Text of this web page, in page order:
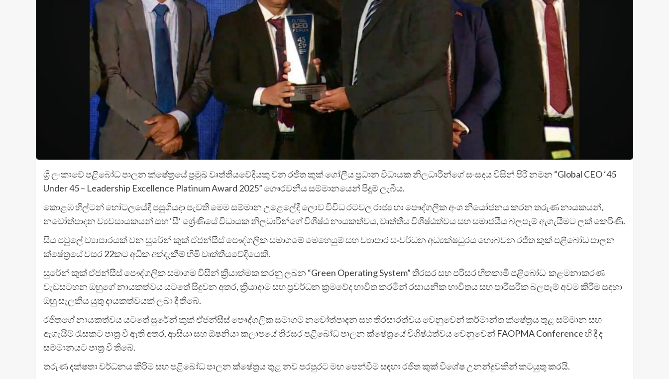
ශ්‍රී ලංකාවේ පළිබෝධ පාලන ක්ෂේත්‍රයේ ප්‍රමුඛ වෘත්තීයවේදියකු වන රජිත කුක් ගෝලීය ප්‍රධාන විධායක නිලධාරීන්ගේ සංසදය විසින් පිරි නමන “Global CEO ‘45
Under 45 – Leadership Excellence Platinum Award 2025” ගෞරවනීය සම්මානයෙන් පිදුම් ලැබීය.
කොළඹ හිල්ටන් හෝටලයේදී පසුගියදා පැවති මෙම සම්මාන උළෙලේදී ලොව විවිධ රටවල රාජ්‍ය හා පෞද්ගලික අංශ නියෝජනය කරන තරුණ නායකයන්,
නවෝත්පාදන ව්‍යවසායකයන් සහ ‘සී‘ ශ්‍රේණියේ විධායක නිලධාරීන්ගේ විශිෂ්ඨ නායකත්වය, වෘත්තීය විශිෂ්ඨත්වය සහ සමාජයීය බලපෑම් ඇගැයීමට ලක් කෙරිණි.
සිය පවුලේ ව්‍යාපාරයක් වන සුරේන් කුක් ඒජන්සීස් පෞද්ගලික සමාගමේ මෙහෙයුම් සහ ව්‍යාපාර සංවර්ධන අධ්‍යක්ෂධුරය හොබවන රජිත කුක් පළිබෝධ පාලන
ක්ෂේත්‍රයේ වසර 22කට අධික අත්දැකීම් හිමි වෘත්තීයවේදියෙකි.
සුරේන් කුක් ඒජන්සීස් පෞද්ගලික සමාගම විසින් ක්‍රියාත්මක කරනු ලබන “Green Operating System” තිරසර සහ පරිසර හිතකාමී පළිබෝධ කළමනාකරණ
වැඩසටහන ඔහුගේ නායකත්වය යටතේ සිදුවන අතර, ක්‍රියාදාම සහ ප්‍රවර්ධන ක්‍රමවේද භාවිත කරමින් රසායනික භාවිතය සහ පාරිසරික බලපෑම් අවම කිරිම සඳහා
ඔහු සැලකිය යුතු දායකත්වයක් ලබා දී තිබේ.
රජිතගේ නායකත්වය යටතේ සුරේන් කුක් ඒජන්සීස් පෞද්ගලික සමාගම නවෝත්පාදන සහ තිරසාරත්වය වෙනුවෙන් කර්මාන්ත ක්ෂේත්‍රය තුළ සම්මාන සහ
ඇගැයීම් රැසකට පාත්‍ර වී ඇති අතර, ආසියා සහ ඕෂනියා කලාපයේ තිරසර පළිබෝධ පාලන ක්ෂේත්‍රයේ විශිෂ්ඨත්වය වෙනුවෙන් FAOPMA Conference හී දී ද
සම්මානයට පාත්‍ර වී තිබේ.
තරුණ දක්ෂතා වර්ධනය කිරිම සහ පළිබෝධ පාලන ක්ෂේත්‍රය තුළ නව පරපුරට මඟ පෙන්වීම සඳහා රජිත කුක් විශේෂ උනන්දුවකින් කටයුතු කරයි.